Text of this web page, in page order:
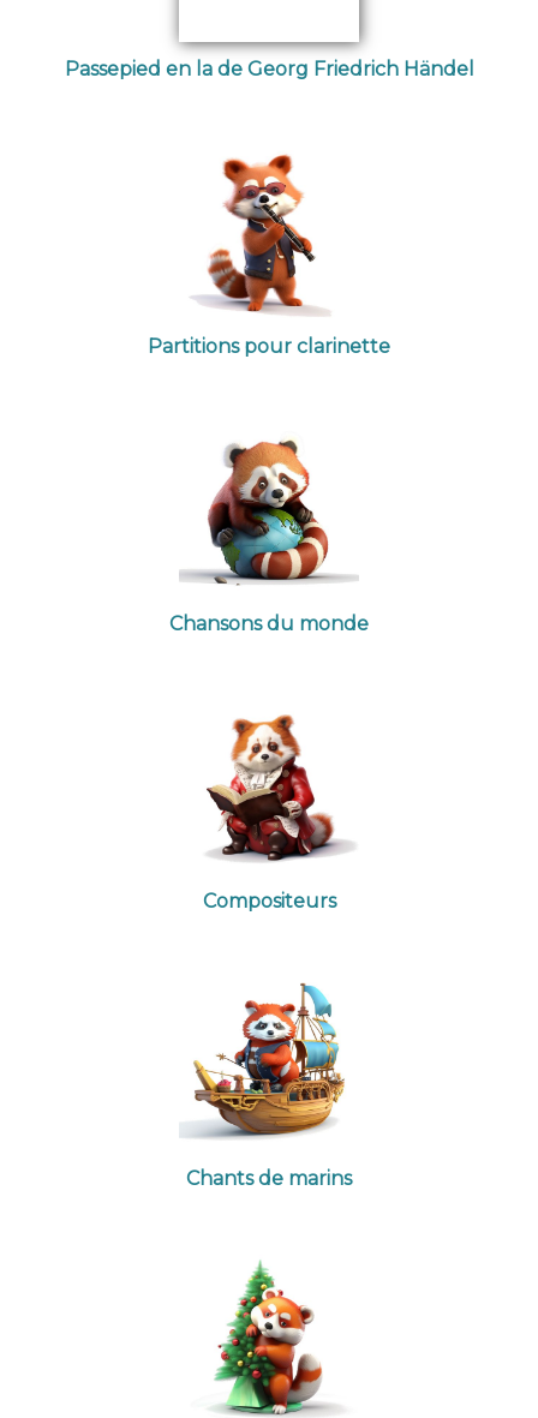
Passepied en la de Georg Friedrich Händel
Partitions pour clarinette
Chansons du monde
Compositeurs
Chants de marins